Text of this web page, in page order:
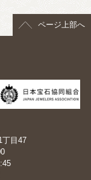
ページ上部へ
丁目47